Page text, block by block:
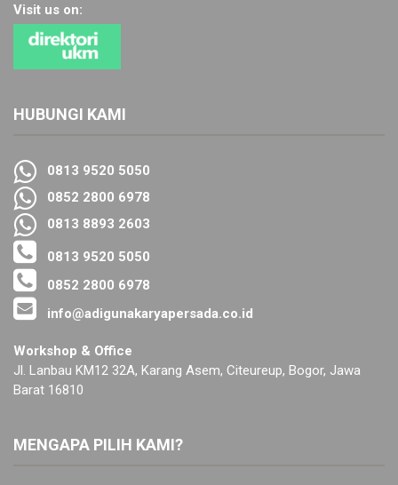
Visit us on:
HUBUNGI KAMI
0813 9520 5050
0852 2800 6978
0813 8893 2603
0813 9520 5050
0852 2800 6978
info@adigunakaryapersada.co.id
Workshop & Office
Jl. Lanbau KM12 32A, Karang Asem, Citeureup, Bogor, Jawa
Barat 16810
MENGAPA PILIH KAMI?